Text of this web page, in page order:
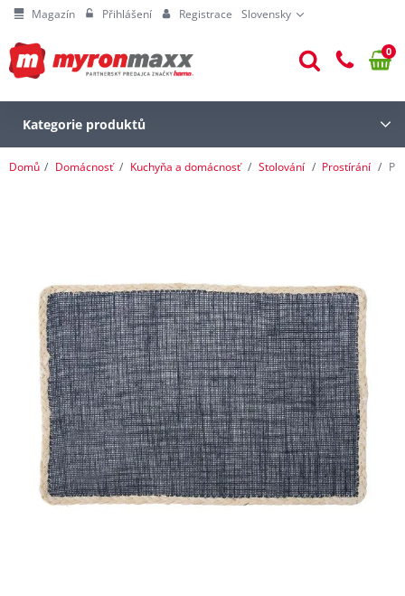
Magazín Přihlášení Registrace Slovensky
0
Kategorie produktů
Domů Domácnosť Kuchyňa a domácnosť Stolování Prostírání